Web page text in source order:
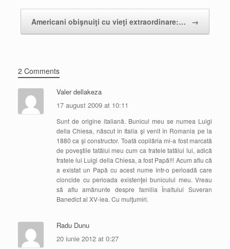
Americani obişnuiţi cu vieţi extraordinare:… →
2 Comments
Valer dellakeza
17 august 2009 at 10:11
Sunt de origine italiană. Bunicul meu se numea Luigi
della Chiesa, născut în Italia şi venit în Romania pe la
1880 ca şi constructor. Toată copilăria mi-a fost marcată
de poveştile tatălui meu cum ca fratele tatălui lui, adică
fratele lui Luigi della Chiesa, a fost Papă!!! Acum aflu că
a existat un Papă cu acest nume într-o perioadă care
cioncide cu perioada existenţei bunicului meu. Vreau
să aflu amănunte despre familia Înaltului Suveran
Banedict al XV-lea. Cu mulţumiri.
Radu Dunu
20 iunie 2012 at 0:27